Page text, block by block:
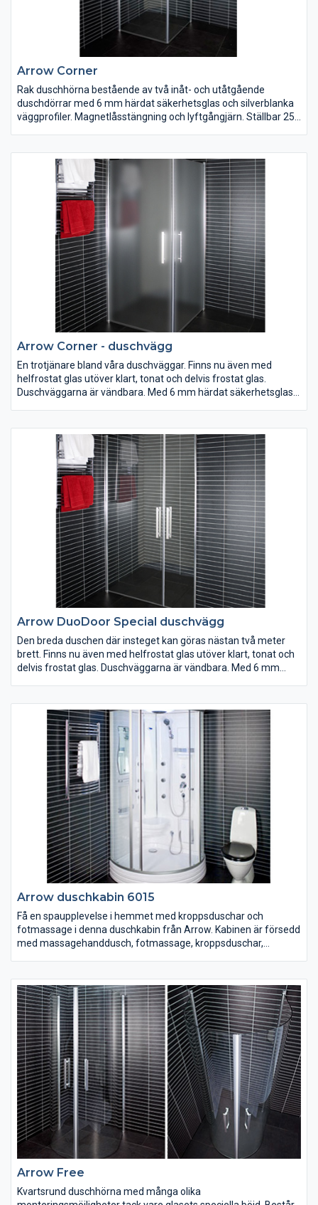
Arrow Corner
Rak duschhörna bestående av två inåt- och utåtgående
duschdörrar med 6 mm härdat säkerhetsglas och silverblanka
väggprofiler. Magnetlåsstängning och lyftgångjärn. Ställbar 25
1900 mm.
Arrow Corner - duschvägg
En trotjänare bland våra duschväggar. Finns nu även med
helfrostat glas utöver klart, tonat och delvis frostat glas.
Duschväggarna är vändbara. Med 6 mm härdat säkerhetsglas,
Arrow DuoDoor Special duschvägg
Den breda duschen där insteget kan göras nästan två meter
brett. Finns nu även med helfrostat glas utöver klart, tonat och
delvis frostat glas. Duschväggarna är vändbara. Med 6 mm
Arrow duschkabin 6015
Få en spaupplevelse i hemmet med kroppsduschar och
fotmassage i denna duschkabin från Arrow. Kabinen är försedd
med massagehanddusch, fotmassage, kroppsduschar,
mm.
Arrow Free
Kvartsrund duschhörna med många olika